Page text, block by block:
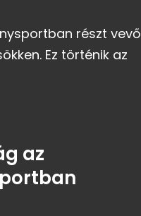
részt vevő
Ez történik az
az